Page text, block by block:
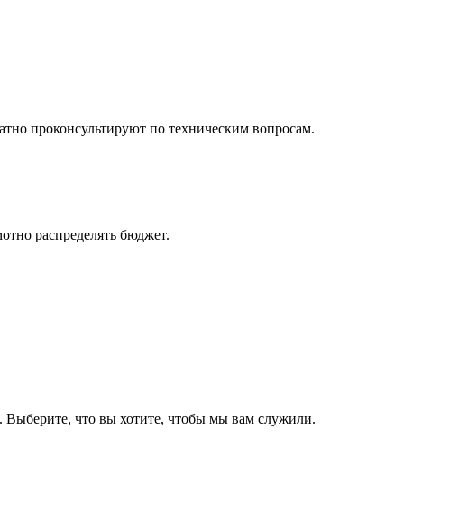
проконсультируют по техническим вопросам.
распределять бюджет.
Выберите, что вы хотите, чтобы мы вам служили.